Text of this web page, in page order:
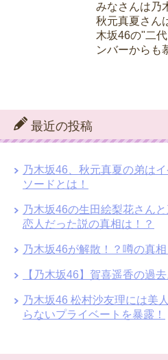
みなさんは乃
秋元真夏さん
木坂46の"二
ンバーからも
最近の投稿
乃木坂46、秋元真夏の弟は
ソードとは！
乃木坂46の生田絵梨花さん
恋人だった説の真相は！？
乃木坂46が解散！？噂の真相
【乃木坂46】賀喜遥香の過
乃木坂46 松村沙友理には美
らないプライベートを暴露！